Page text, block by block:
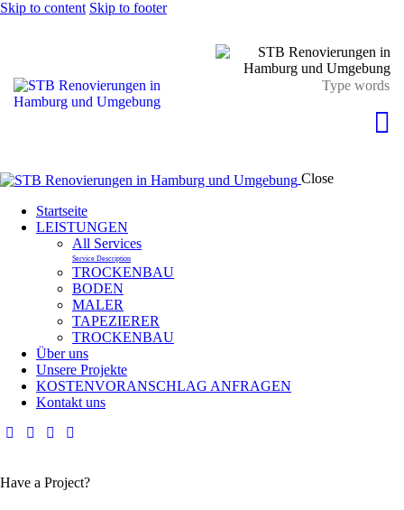
Skip to content Skip to footer
Close
Startseite
LEISTUNGEN
All Services
Service Description
TROCKENBAU
BODEN
MALER
TAPEZIERER
TROCKENBAU
Über uns
Unsere Projekte
KOSTENVORANSCHLAG ANFRAGEN
Kontakt uns
Have a Project?